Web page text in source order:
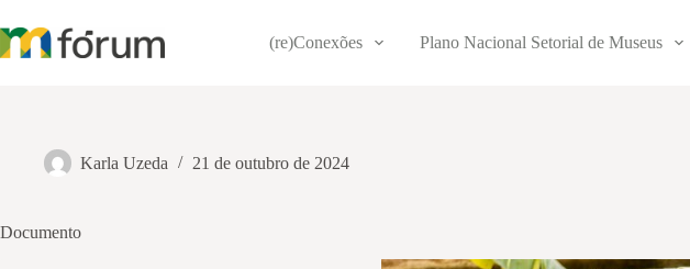
para
o
(re)Conexões Plano Nacional Setorial de Museus
Karla Uzeda 21 de outubro de 2024
Documento